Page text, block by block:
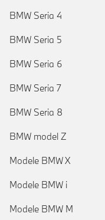
BMW Seria 4
BMW Seria 5
BMW Seria 6
BMW Seria 7
BMW Seria 8
BMW model Z
Modele BMW X
Modele BMW i
Modele BMW M